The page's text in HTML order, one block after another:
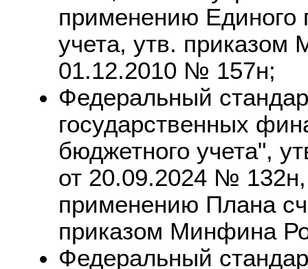
применению Единого
учета, утв.
01.12.2010 № 157н;
Федеральный
государственных
бюджетного учета",
от 20.09.2024 №
применению Плана
приказом Минфина
Федеральный